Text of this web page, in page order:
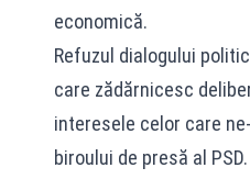
economică.
Refuzul dialogului
care zădărnicesc
interesele celor care
biroului de presă al PSD.